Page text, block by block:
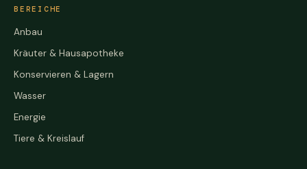
BEREICHE
Anbau
Kräuter & Hausapotheke
Konservieren & Lagern
Wasser
Energie
Tiere & Kreislauf